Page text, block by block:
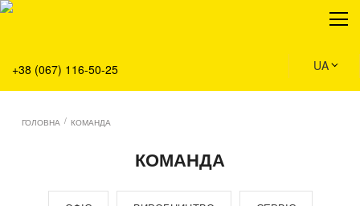
+38 (067) 116-50-25 UA
Про нас
Сервіс
Рішення
Новини
ГОЛОВНА / КОМАНДА
КОМАНДА